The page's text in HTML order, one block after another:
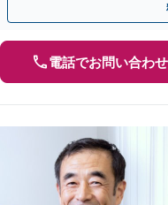
電話でお問い合わせ